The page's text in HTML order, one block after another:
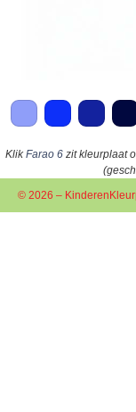
KlikFarao 6zit kleurplaat
© 2026 –